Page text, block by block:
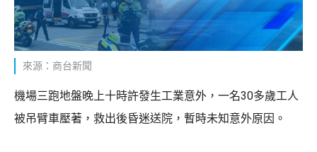
來源：商台新聞
機場三跑地盤晚上十時許發生工業意外，一名30多歲工人
被吊臂車壓著，救出後昏迷送院，暫時未知意外原因。